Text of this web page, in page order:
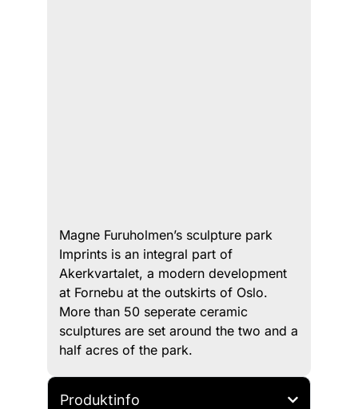
Magne Furuholmen’s sculpture park
Imprints is an integral part of
Akerkvartalet, a modern development
at Fornebu at the outskirts of Oslo.
More than 50 seperate ceramic
sculptures are set around the two and a
half acres of the park.
Produktinfo